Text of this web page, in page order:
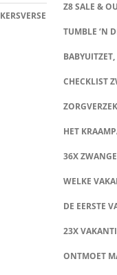
Z8 SALE &
TUMBLE ‘N
CHECKLIST
HET
36X
WELKE
DE EERSTE
23X
ONTMOET